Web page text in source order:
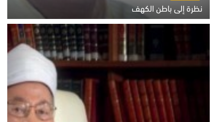
نظرة إلى باطن الكهف
السبت 8 أغسطس 2026 11:04 ص